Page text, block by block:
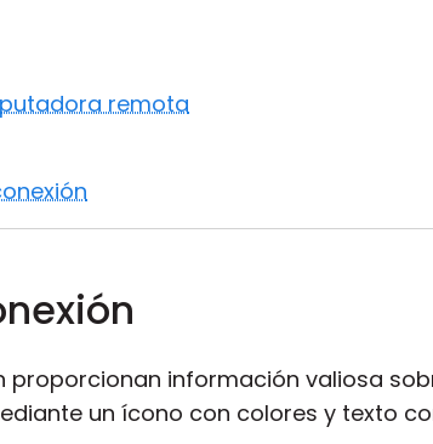
remota
proporcionan información valiosa
un ícono con colores y texto